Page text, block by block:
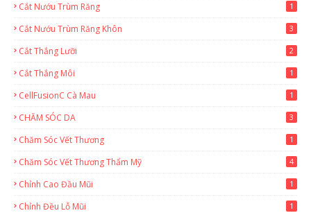
Cắt Nướu Trùm Răng 1
Cắt Nướu Trùm Răng Khôn 3
Cắt Thắng Lưỡi 2
Cắt Thắng Môi 1
CellFusionC Cà Mau 1
CHĂM SÓC DA 3
Chăm Sóc Vết Thương 1
Chăm Sóc Vết Thương Thẩm Mỹ 4
Chỉnh Cao Đầu Mũi 1
Chỉnh Đều Lỗ Mũi 1